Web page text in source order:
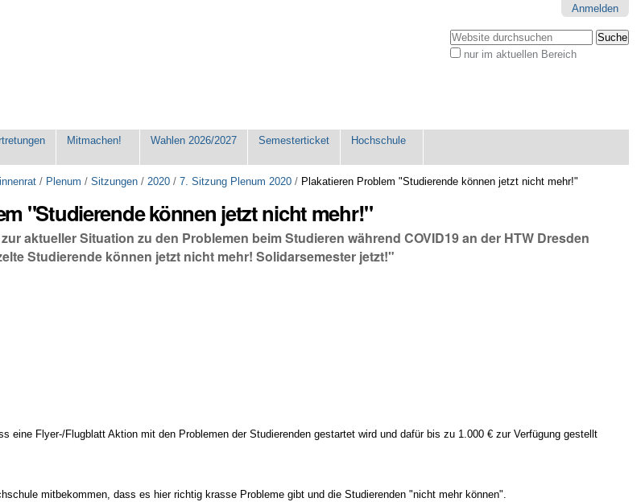
Anmelden
Website durchsuchen
nur im aktuellen Bereich
Mitmachen! Wahlen 2026/2027 Semesterticket Hochschule
/ Plenum /Sitzungen /2020 /7. Sitzung Plenum 2020 / Plakatieren Problem "Studierende können jetzt nicht mehr!"
"Studierende können jetzt nicht mehr!"
aktueller Situation zu den Problemen beim Studieren während COVID19 an der HTW Dresden
Studierende können jetzt nicht mehr! Solidarsemester jetzt!"
eine Flyer-/Flugblatt Aktion mit den Problemen der Studierenden gestartet wird und dafür bis zu 1.000 € zur Verfügung gestellt
mitbekommen, dass es hier richtig krasse Probleme gibt und die Studierenden "nicht mehr können".